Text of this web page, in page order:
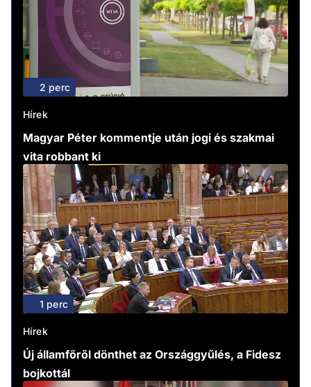
2 perc
Hírek
Magyar Péter kommentje után jogi és szakmai
vita robbant ki
1 perc
Hírek
Új államfőről dönthet az Országgyűlés, a Fidesz
bojkottál